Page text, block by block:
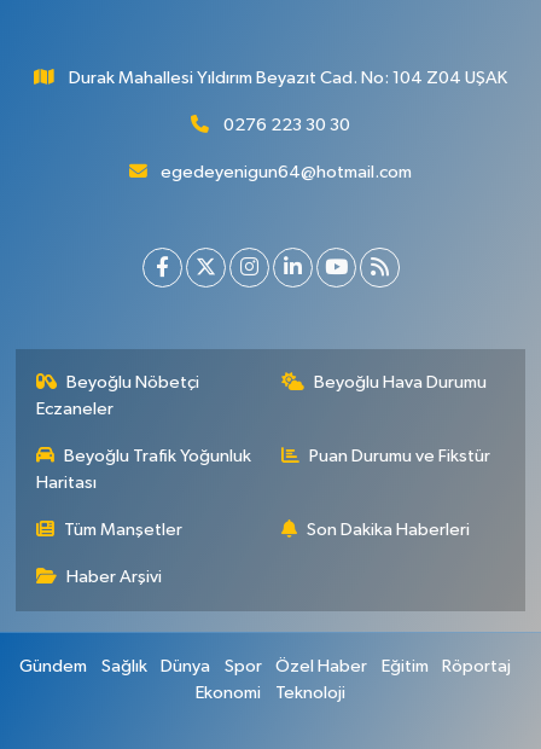
Durak Mahallesi Yıldırım Beyazıt Cad. No: 104 Z04 UŞAK
0276 223 30 30
egedeyenigun64@hotmail.com
Beyoğlu Nöbetçi
Eczaneler
Beyoğlu Hava Durumu
Beyoğlu Trafik Yoğunluk
Haritası
Puan Durumu ve Fikstür
Tüm Manşetler Son Dakika Haberleri
Haber Arşivi
Gündem Sağlık Dünya Spor Özel Haber Eğitim
Röportaj
Ekonomi
Teknoloji